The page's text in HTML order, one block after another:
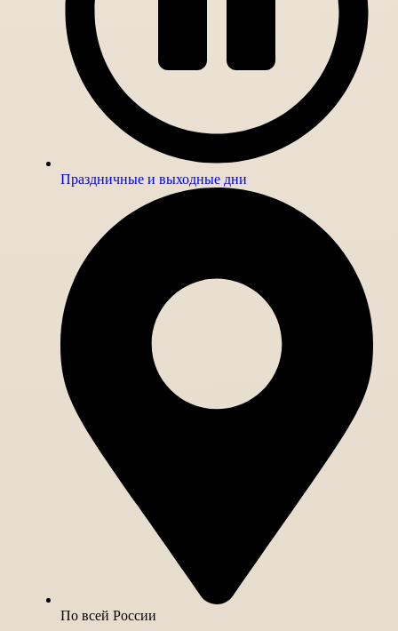
Праздничные и выходные дни
По всей России